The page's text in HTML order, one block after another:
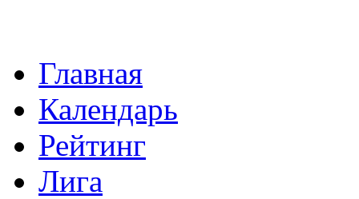
Перейти
содержимому
Главная
Календарь
Рейтинг
Лига